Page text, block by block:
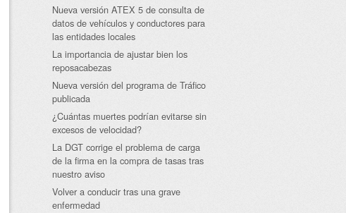
Nueva versión ATEX 5 de consulta de
datos de vehículos y conductores para
las entidades locales
La importancia de ajustar bien los
reposacabezas
Nueva versión del programa de Tráfico
publicada
¿Cuántas muertes podrían evitarse sin
excesos de velocidad?
La DGT corrige el problema de carga
de la firma en la compra de tasas tras
nuestro aviso
Volver a conducir tras una grave
enfermedad